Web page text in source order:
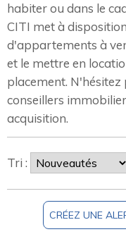
habiter ou dans le
CITI met à
d'appartements à
et le mettre en
placement. N'hésitez
conseillers
acquisition.
Tri :